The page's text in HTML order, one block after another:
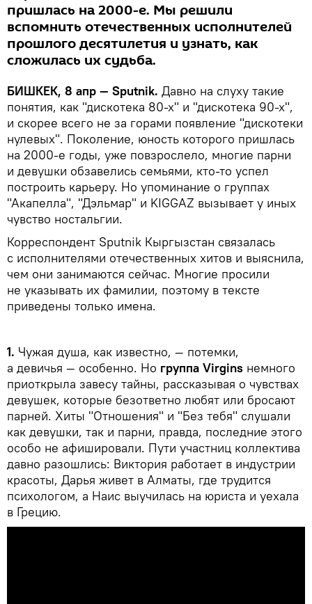
пришлась на 2000-е. Мы решили
вспомнить отечественных исполнителей
прошлого десятилетия и узнать, как
сложилась их судьба.
БИШКЕК, 8 апр — Sputnik. Давно на слуху такие
понятия, как "дискотека 80-х" и "дискотека 90-х",
и скорее всего не за горами появление "дискотеки
нулевых". Поколение, юность которого пришлась
на 2000-е годы, уже повзрослело, многие парни
и девушки обзавелись семьями, кто-то успел
построить карьеру. Но упоминание о группах
"Акапелла", "Дэльмар" и KIGGAZ вызывает у иных
чувство ностальгии.
Корреспондент Sputnik Кыргызстан связалась
с исполнителями отечественных хитов и выяснила,
чем они занимаются сейчас. Многие просили
не указывать их фамилии, поэтому в тексте
приведены только имена.
1. Чужая душа, как известно, — потемки,
а девичья — особенно. Но группа Virgins немного
приоткрыла завесу тайны, рассказывая о чувствах
девушек, которые безответно любят или бросают
парней. Хиты "Отношения" и "Без тебя" слушали
как девушки, так и парни, правда, последние этого
особо не афишировали. Пути участниц коллектива
давно разошлись: Виктория работает в индустрии
красоты, Дарья живет в Алматы, где трудится
психологом, а Наис выучилась на юриста и уехала
в Грецию.